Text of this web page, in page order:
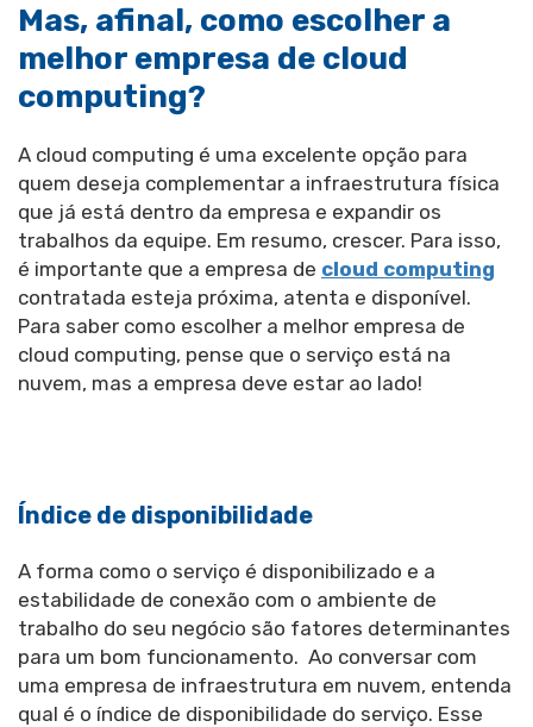
Mas, afinal, como escolher a
melhor empresa de cloud
computing?
A cloud computing é uma excelente opção para
quem deseja complementar a infraestrutura física
que já está dentro da empresa e expandir os
trabalhos da equipe. Em resumo, crescer. Para isso,
é importante que a empresa de cloud computing
contratada esteja próxima, atenta e disponível.
Para saber como escolher a melhor empresa de
cloud computing, pense que o serviço está na
nuvem, mas a empresa deve estar ao lado!
Índice de disponibilidade
A forma como o serviço é disponibilizado e a
estabilidade de conexão com o ambiente de
trabalho do seu negócio são fatores determinantes
para um bom funcionamento. Ao conversar com
uma empresa de infraestrutura em nuvem, entenda
qual é o índice de disponibilidade do serviço. Esse